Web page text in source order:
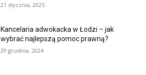
21 stycznia, 2025
Kancelaria adwokacka w Łodzi – jak
wybrać najlepszą pomoc prawną?
29 grudnia, 2024